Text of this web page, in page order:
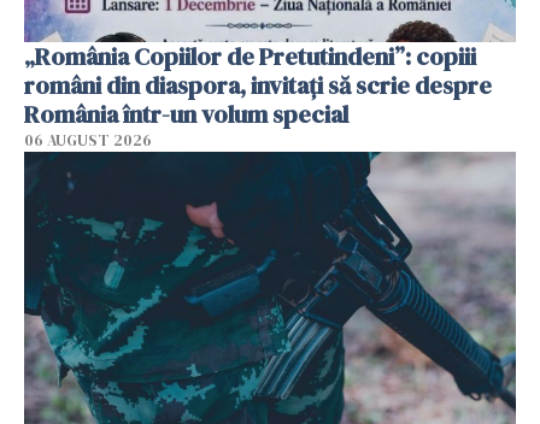
„România Copiilor de Pretutindeni”: copiii
români din diaspora, invitați să scrie despre
România într-un volum special
06 AUGUST 2026